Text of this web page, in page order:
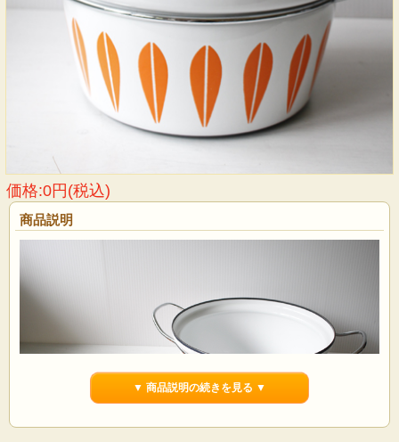
価格:0円(税込)
商品説明
▼ 商品説明の続きを見る ▼